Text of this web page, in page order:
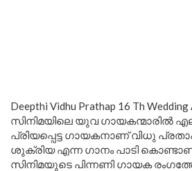
Deepthi Vidhu Prathap 16 Th
സിനിമയിലെ യുവ ഗായകന്മാരിൽ
പ്രിയപ്പെട്ട ഗായകനാണ് വിധു
ശുക്രിയ എന്ന ഗാനം പാടി
സിനിമയുടെ പിന്നണി ഗായക